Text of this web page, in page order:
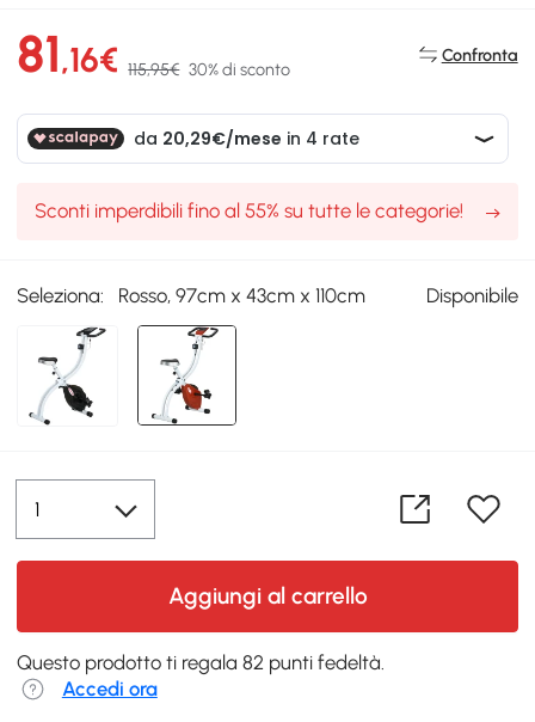
81,16€ 115,95€ 30% di sconto
Confronta
Sconti imperdibili fino al 55% su tutte le categorie!
Seleziona: Rosso, 97cm x 43cm x 110cm Disponibile
Aggiungi al carrello
Questo prodotto ti regala 82 punti fedeltà.
Accedi ora